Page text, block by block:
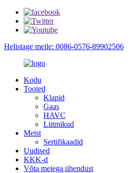
Helistage meile: 0086-0576-89902506
Kodu
Tooted
Klapid
Gaas
HAVC
Liitmikud
Meist
Sertifikaadid
Uudised
KKK-d
Võta meiega ühendust